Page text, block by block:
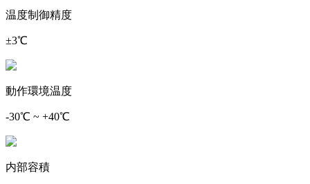
温度制御精度
±3℃
動作環境温度
-30℃ ~ +40℃
内部容積